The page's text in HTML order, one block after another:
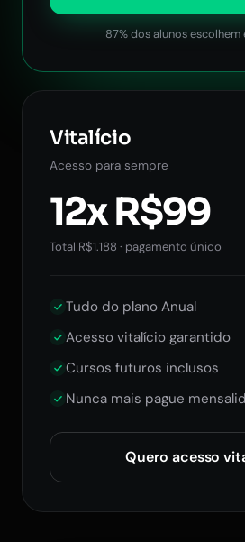
87% dos alunos escolhem
Vitalício
Acesso para sempre
12x R$99
Total R$1.188 · pagamento único
Tudo do plano Anual
Acesso vitalício garantido
Cursos futuros inclusos
Nunca mais pague
Quero acesso